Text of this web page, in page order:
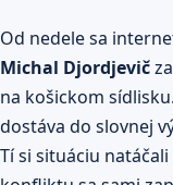
Od nedele sa
Michal Djordjevič
na košickom
dostáva do slovnej
Tí si situáciu